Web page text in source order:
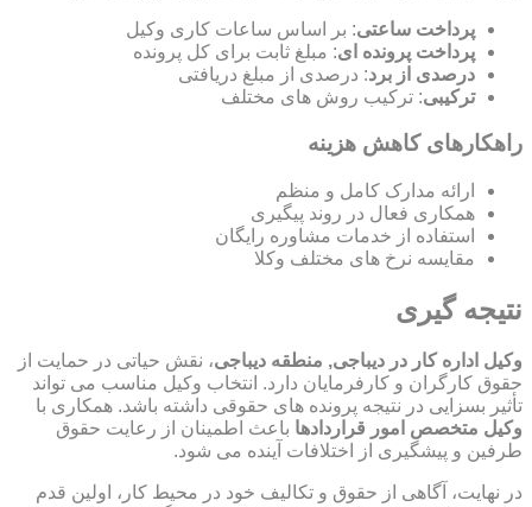
پرداخت ساعتی: بر اساس ساعات کاری وکیل
پرداخت پرونده ای: مبلغ ثابت برای کل پرونده
درصدی از برد: درصدی از مبلغ دریافتی
ترکیبی: ترکیب روش های مختلف
راهکارهای کاهش هزینه
ارائه مدارک کامل و منظم
همکاری فعال در روند پیگیری
استفاده از خدمات مشاوره رایگان
مقایسه نرخ های مختلف وکلا
نتیجه گیری
وکیل اداره کار در دیباجی, منطقه دیباجی، نقش حیاتی در حمایت از
حقوق کارگران و کارفرمایان دارد. انتخاب وکیل مناسب می تواند
تأثیر بسزایی در نتیجه پرونده های حقوقی داشته باشد. همکاری با
وکیل متخصص امور قراردادها باعث اطمینان از رعایت حقوق
طرفین و پیشگیری از اختلافات آینده می شود.
در نهایت، آگاهی از حقوق و تکالیف خود در محیط کار، اولین قدم